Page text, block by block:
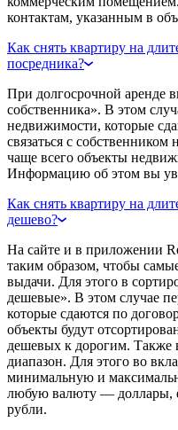
контактам, указанным в
Как снять квартиру на
посредника?
При долгосрочной аренде
собственника». В этом
недвижимости, которые
связаться с
чаще всего объекты
Информацию об этом вы
Как снять квартиру на
дешево?
На сайте и в приложении
таким образом, чтобы
выдачи. Для этого в
дешевые». В этом случае
которые сдаются по
объекты будут
дешевых к дорогим. Также
диапазон. Для этого во
минимальную и
любую валюту — доллары,
рубли.